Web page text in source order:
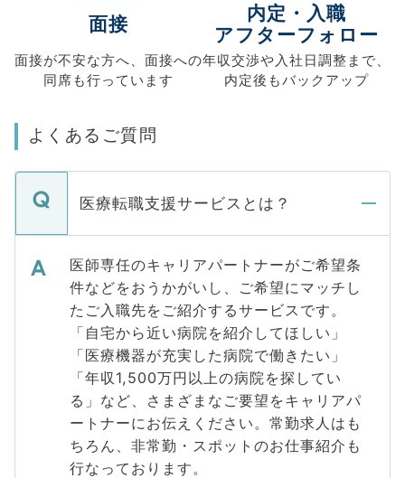
面接
面接が不安な方へ、 面接への
同席も行っています
内定・入職
アフターフォロー
年収交渉や入社日調整まで、
内定後もバックアップ
よくあるご質問
医療転職支援サービスとは？
医師専任のキャリアパートナーがご希望条
件などをおうかがいし、ご希望にマッチし
たご入職先をご紹介するサービスです。
「自宅から近い病院を紹介してほしい」
「医療機器が充実した病院で働きたい」
「年収1,500万円以上の病院を探してい
る」など、さまざまなご要望をキャリアパ
ートナーにお伝えください。常勤求人はも
ちろん、非常勤・スポットのお仕事紹介も
行なっております。